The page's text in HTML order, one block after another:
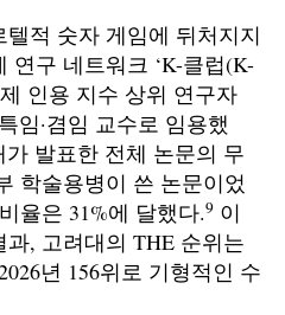
적 숫자 게임에 뒤처지지
연구 네트워크 ‘K-클럽(K-
인용 지수 상위 연구자
임·겸임 교수로 임용했
발표한 전체 논문의 무
학술용병이 쓴 논문이었
율은 31%에 달했다.9 이
, 고려대의 THE 순위는
년 156위로 기형적인 수